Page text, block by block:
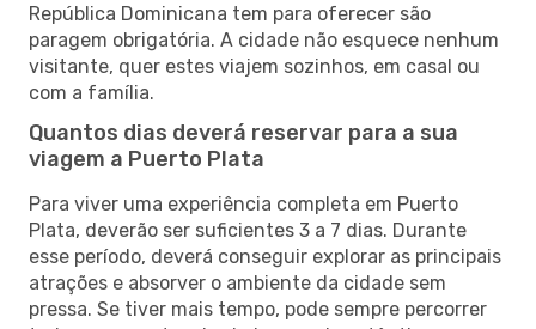
República Dominicana tem para oferecer são
paragem obrigatória. A cidade não esquece nenhum
visitante, quer estes viajem sozinhos, em casal ou
com a família.
Quantos dias deverá reservar para a sua
viagem a Puerto Plata
Para viver uma experiência completa em Puerto
Plata, deverão ser suficientes 3 a 7 dias. Durante
esse período, deverá conseguir explorar as principais
atrações e absorver o ambiente da cidade sem
pressa. Se tiver mais tempo, pode sempre percorrer